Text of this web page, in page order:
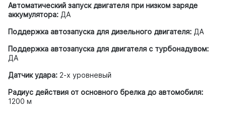
Автоматический запуск двигателя при низком заряде
аккумулятора: ДА
Поддержка автозапуска для дизельного двигателя: ДА
Поддержка автозапуска для двигателя с турбонадувом:
ДА
Датчик удара: 2-х уровневый
Радиус действия от основного брелка до автомобиля:
1200 м